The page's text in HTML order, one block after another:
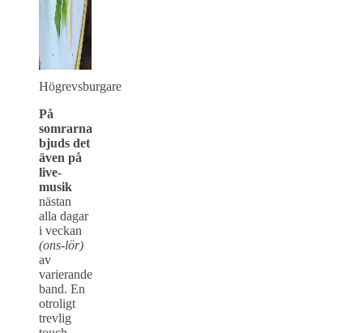
Högrevsburgare
På
somrarna
bjuds det
även på
live-
musik
nästan
alla dagar
i veckan
(ons-lör)
av
varierande
band. En
otroligt
trevlig